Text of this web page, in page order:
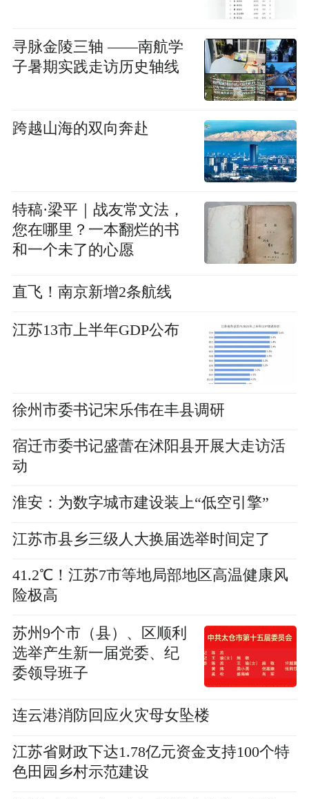
寻脉金陵三轴 ——南航学
子暑期实践走访历史轴线
跨越山海的双向奔赴
特稿·梁平｜战友常文法，
您在哪里？一本翻烂的书
和一个未了的心愿
直飞！南京新增2条航线
江苏13市上半年GDP公布
徐州市委书记宋乐伟在丰县调研
宿迁市委书记盛蕾在沭阳县开展大走访活
动
淮安：为数字城市建设装上“低空引擎”
江苏市县乡三级人大换届选举时间定了
41.2℃！江苏7市等地局部地区高温健康风
险极高
苏州9个市（县）、区顺利
选举产生新一届党委、纪
委领导班子
连云港消防回应火灾母女坠楼
江苏省财政下达1.78亿元资金支持100个特
色田园乡村示范建设